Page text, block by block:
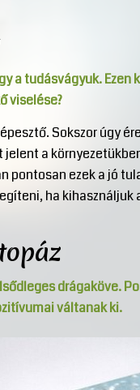
a tudásvágyuk.
viselése?
Sokszor úgy
a
pontosan ezek a jó
ha kihasználjuk
drágaköve.
váltanak ki.